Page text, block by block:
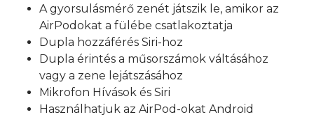
A gyorsulásmérő zenét játszik le, amikor az
AirPodokat a fülébe csatlakoztatja
Dupla hozzáférés Siri-hoz
Dupla érintés a műsorszámok váltásához
vagy a zene lejátszásához
Mikrofon Hívások és Siri
Használhatjuk az AirPod-okat Android